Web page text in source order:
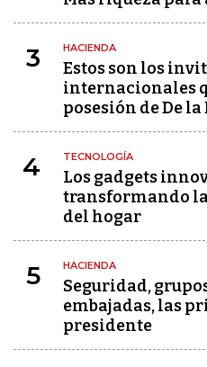
3 HACIENDA
Estos son los
internacionales
posesión de De
4 TECNOLOGÍA
Los gadgets
transformando
del hogar
5 HACIENDA
Seguridad,
embajadas, las
presidente